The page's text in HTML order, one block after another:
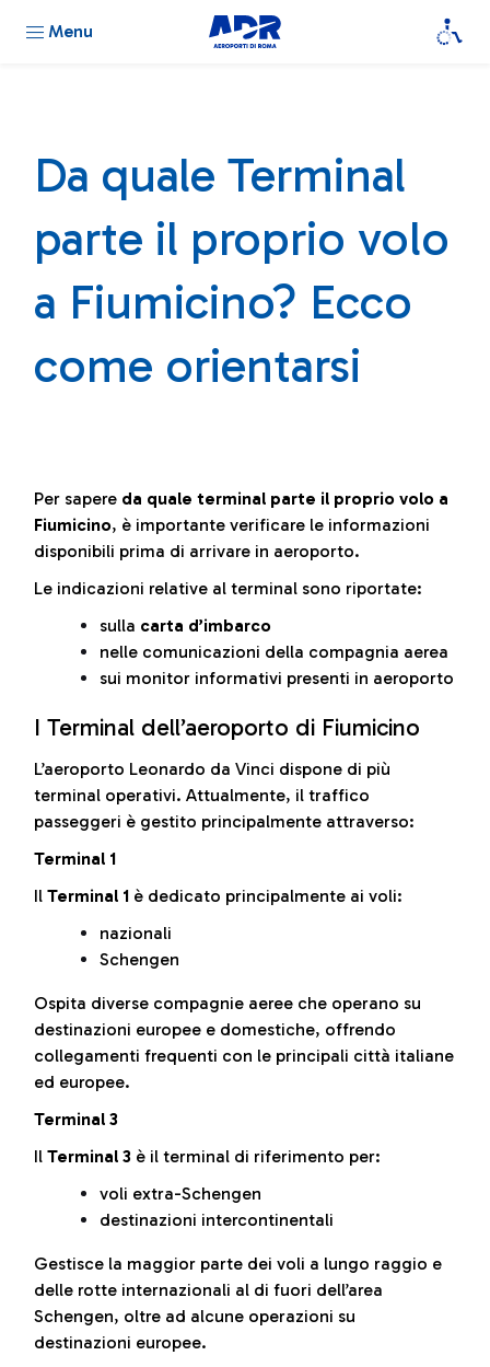
Menu
Da quale Terminal
parte il proprio volo
a Fiumicino? Ecco
come orientarsi
Per sapere da quale terminal parte il proprio volo a
Fiumicino, è importante verificare le informazioni
disponibili prima di arrivare in aeroporto.
Le indicazioni relative al terminal sono riportate:
sulla carta d’imbarco
nelle comunicazioni della compagnia aerea
sui monitor informativi presenti in aeroporto
I Terminal dell’aeroporto di Fiumicino
L’aeroporto Leonardo da Vinci dispone di più
terminal operativi. Attualmente, il traffico
passeggeri è gestito principalmente attraverso:
Terminal 1
Il Terminal 1 è dedicato principalmente ai voli:
nazionali
Schengen
Ospita diverse compagnie aeree che operano su
destinazioni europee e domestiche, offrendo
collegamenti frequenti con le principali città italiane
ed europee.
Terminal 3
Il Terminal 3 è il terminal di riferimento per:
voli extra-Schengen
destinazioni intercontinentali
Gestisce la maggior parte dei voli a lungo raggio e
delle rotte internazionali al di fuori dell’area
Schengen, oltre ad alcune operazioni su
destinazioni europee.